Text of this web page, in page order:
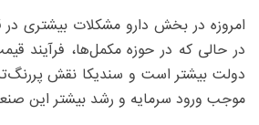
امروزه در بخش دارو مشکلات بیشتری در
در حالی که در حوزه مکمل‌ها، فرآیند
دولت بیشتر است و سندیکا نقش
موجب ورود سرمایه و رشد بیشتر این